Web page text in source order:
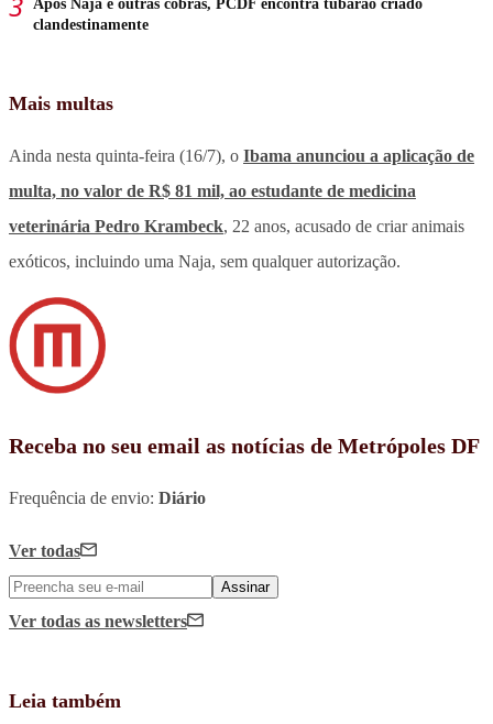
Após Naja e outras cobras, PCDF encontra tubarão criado
clandestinamente
Mais multas
Ainda nesta quinta-feira (16/7), o Ibama anunciou a aplicação de
multa, no valor de R$ 81 mil, ao estudante de medicina
veterinária Pedro Krambeck, 22 anos, acusado de criar animais
exóticos, incluindo uma Naja, sem qualquer autorização.
Receba no seu email as notícias de Metrópoles DF
Frequência de envio: Diário
Ver todas
Assinar
Ver todas as newsletters
Leia também